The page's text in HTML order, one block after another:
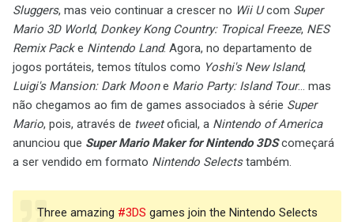
Sluggers, mas veio continuar a crescer no Wii Ucom Super
Mario 3D World, Donkey Kong Country: Tropical Freeze, NES
Remix Packe Nintendo Land. Agora, no departamento de
jogos portáteis, temos títulos como Yoshi's New Island,
Luigi's Mansion: Dark Moone Mario Party: Island Tour... mas
não chegamos ao fim de games associados à série Super
Mario, pois, através de tweetoficial, a Nintendo of America
anunciou que Super Mario Maker for Nintendo 3DScomeçará
a ser vendido em formato Nintendo Selectstambém.
Three amazing #3DS games join the Nintendo Selects